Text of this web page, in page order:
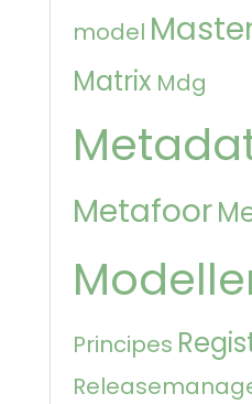
model
Matrix Mdg
Metafoor
Principes